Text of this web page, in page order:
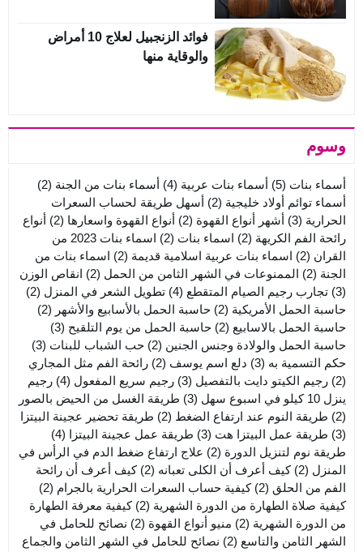
فوائد الزنجبيل لعلاج 10 أمراض
والوقاية منها
وسوم
أسماء بنات (5) أسماء بنات عربية (4) أسماء بنات من الجنة (2)
أسماء توائم أولاد خليجية (2)
أسهل طريقة لحساب السعرات
الحرارية (3) أشهر أنواع القهوة (2) أنواع القهوة واسعارها (2)
أنواع
رائحة الفم الكريهة (2) اسماء بنات (2)
اسماء بنات 2023 من
القران (2) اسماء بنات عربية اسلامية قديمة (2)
اسماء بنات من
الجنة (2) الممنوعات في الشهر الثامن من الحمل (2)
انقاص الوزن
(3)
تجارب رجيم الصيام المتقطع (4) تطويل الشعر في المنزل (2)
حاسبة الحمل الأمريكية (2) حاسبة الحمل بالأسابيع والأشهر (2)
حاسبة الحمل بالاسابيع (2) حاسبة الحمل من يوم التلقيح (3)
حاسبة الحمل والولادة وجنس الجنين (2) حب الشباب للبنات (3)
حكم التسمية به (3) دلع اسم يوسف (2)
رائحة الفم مثل المجاري
(2)
رجيم الكيتو دايت بالتفصيل (3) رجيم سريع المفعول (4)
رجيم
ينزل 10 كيلو في اسبوع سهل
(3)
طريقة الغسل من الحيض بالصور
(2)
طريقة النوم عند ارتفاع الضغط (2)
طريقة تحضير عجينة البيتزا
(3)
طريقة عمل البيتزا هت (3) طريقة عمل عجينة البيتزا (4)
طريقة نوم لتنزيل الدورة (2)
علاج ارتفاع ضغط الدم في الرأس في
المنزل (2) كيف أعرف أن الكلى تعبانه (2)
كيف أعرف أن رائحة
الفم من الحلق (2) كيفية حساب السعرات الحرارية بالجرام (2)
كيفية صلاة الطهارة من الدورة الشهرية (2)
كيفية معرفة الطهارة
من الدورة الشهرية (2) منيو أنواع القهوة (2)
نصائح للحامل في
الشهر الثامن والتاسع (2)
نصائح للحامل في الشهر الثامن والجماع